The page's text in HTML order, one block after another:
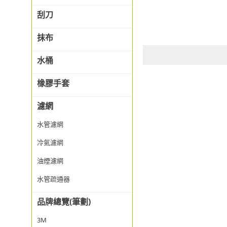
刮刀
抹布
水桶
橡膠手套
濾網
水管濾網
冷氣濾網
油煙濾網
水管疏通器
品牌總覽(筆劃)
3M